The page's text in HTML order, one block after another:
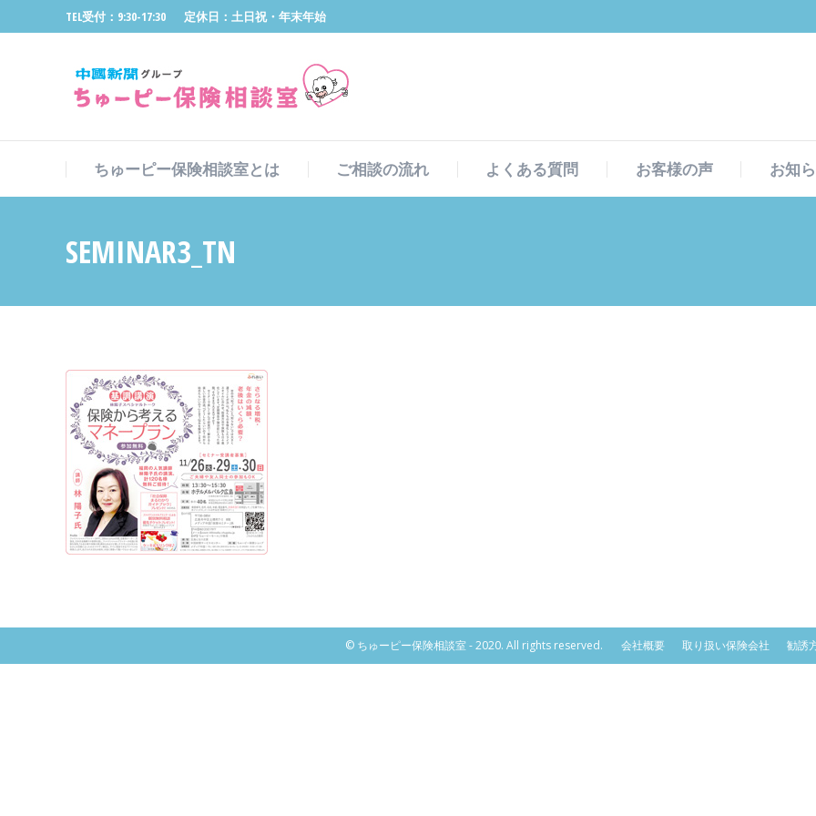
TEL受付：9:30-17:30 定休日：土日祝・年末年始
ちゅーピー保険相談室とは ご相談の流れ よくある質問 お客様の声 お知
SEMINAR3_TN
© ちゅーピー保険相談室 - 2020. All rights reserved. 会社概要 取り扱い保険会社 勧誘
ちゅーピー保険相談室とは ご相談の流れ よくある質問 お客様の声 お知